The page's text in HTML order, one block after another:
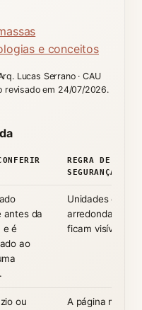
e conceitos
Lucas Serrano · CAU
revisado em 24/07/2026.
REGRA DE
SEGURANÇA
antes da
e é
ao
Unidades e
ficam visíveis.
ou
A página mostra